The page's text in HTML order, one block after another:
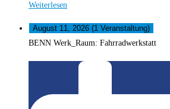
Weiterlesen
August 11, 2026 (1 Veranstaltung)
BENN Werk_Raum: Fahrradwerkstatt